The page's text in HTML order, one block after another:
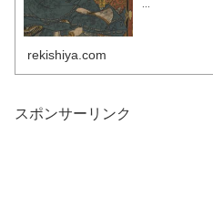
rekishiya.com
スポンサーリンク